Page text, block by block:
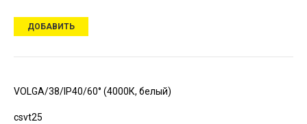
ДОБАВИТЬ
VOLGA/38/IP40/60° (4000К, белый)
csvt25